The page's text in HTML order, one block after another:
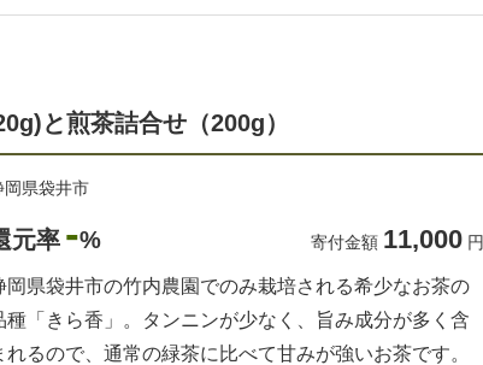
スト、夕食：料理長お薦めコース 【奏】
と煎茶詰合せ（200g）
岡県袋井市
元率 -% 寄付金額 11,000 円
岡県袋井市の竹内農園でのみ栽培される希少なお茶の
種「きら香」。タンニンが少なく、旨み成分が多く含
れるので、通常の緑茶に比べて甘みが強いお茶です。